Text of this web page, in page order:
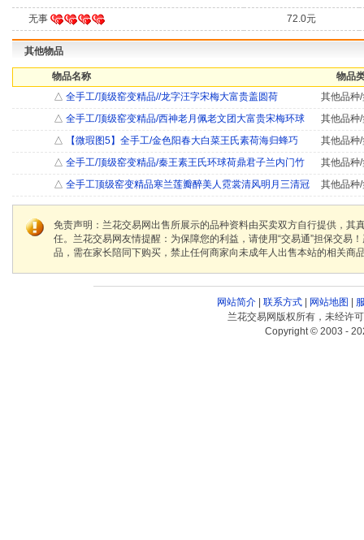
无事 72.0元
其他物品
物品名称
物品
△ 全手工/顶级窑变精品//龙字汪字宋梅大富贵盖圆荷
其他品种
△ 全手工/顶级窑变精品/西神老月佩老文团大富贵宋梅环球
其他品种
△ 【微瑕图5】全手工/金色阳春大白菜王氏素荷海归蜂巧
其他品种
△ 全手工/顶级窑变精品/秦王素王氏环球荷鼎君子兰内门竹
其他品种
△ 全手工顶级窑变精品寒兰莲瓣醉美人霓裳清风明月三清冠 其他品种
免责声明：兰花交易网出售所展示的品种资料由买卖双方自行提供，
任。兰花交易网友情提醒：为保障您的利益，请使用“交易通”担保交
品，需在家长陪同下购买，禁止任何商家向未成年人出售本站的相关商
网站简介| 联系方式| 网站地图
兰花交易网版权所有，未经许
Copyright © 2003 -